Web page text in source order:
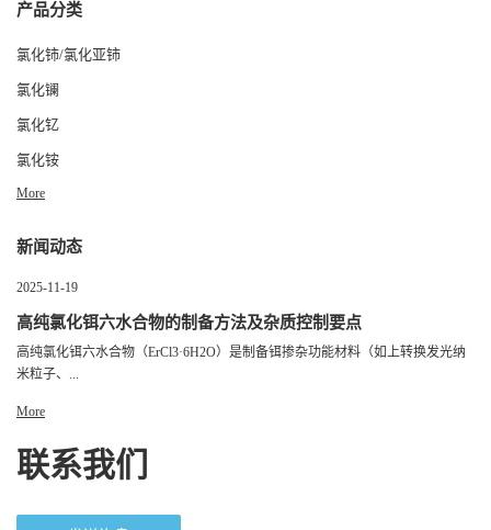
产品分类
氯化铈/氯化亚铈
氯化镧
氯化钇
氯化铵
More
新闻动态
2025-11-19
高纯氯化铒六水合物的制备方法及杂质控制要点
高纯氯化铒六水合物（ErCl3·6H2O）是制备铒掺杂功能材料（如上转换发光纳
米粒子、...
More
联系我们